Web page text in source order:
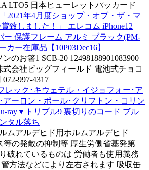
LTO5 日本ヒューレットパッカード
2021年4月度ショップ・オブ・ザ・マ
致しました！」 エレコム iPhone12
ー 保護フレーム アルミ ブラック(PM-
ー在庫品【10P03Dec16】
のお箸1 SCB-20 12498188901083900
式会社ビッグフィールド 電池式チョコ
997-4317
レック･キウェテル・イジョフォー･ア
アーロン・ポール･クリフトン・コリン
ray▼トリプル9 裏切りのコード ブル
タル落ち
ムアルデヒド用ホルムアルデヒド
等の発散の抑制等 厚生労働省基発第
破れているものは 労働者も使用義務
方法などにより左右されます 吸収缶